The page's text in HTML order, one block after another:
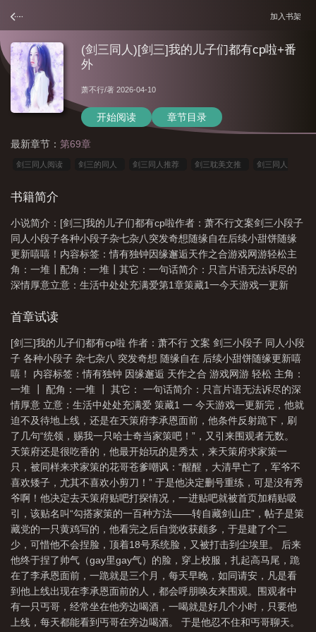
加入书架
(剑三同人)[剑三]我的儿子们都有cp啦+番
外
萧不行/著 2026-04-10
开始阅读 章节目录
最新章节： 第69章
剑三同人阅读 剑三的同人 剑三同人推荐 剑三耽美文推 剑三同人
包 剑三儿女
列 剑三耽美剧 剑三lofter 剑三的同人文 剑3耽美 我的剑三怎么和你
们不一样 剑三同人文 剑三穿越同人文 剑三同人推文 剑三全门派同
人 2016剑网三亲儿子 剑三cp文 剑三bl同人文 剑三剧情向同人文
三同人剧情
书籍简介
小说简介：[剑三]我的儿子们都有cp啦作者：萧不行文案剑三小段子
同人小段子各种小段子杂七杂八突发奇想随缘自在后续小甜饼随缘
更新嘻嘻！内容标签：情有独钟因缘邂逅天作之合游戏网游轻松主
角：一堆┃配角：一堆┃其它：一句话简介：只言片语无法诉尽的
深情厚意立意：生活中处处充满爱第1章策藏1一今天游戏一更新
首章试读
[剑三]我的儿子们都有cp啦 作者：萧不行 文案 剑三小段子 同人小段
子 各种小段子 杂七杂八 突发奇想 随缘自在 后续小甜饼随缘更新嘻
嘻！ 内容标签：情有独钟 因缘邂逅 天作之合 游戏网游 轻松 主角：
一堆 ┃ 配角：一堆 ┃ 其它： 一句话简介：只言片语无法诉尽的深
情厚意 立意：生活中处处充满爱 策藏1 一 今天游戏一更新完，他就
迫不及待地上线，还是在天策府李承恩面前，他条件反射跪下，刷
了几句“统领，赐我一只哈士奇当家策吧！”，又引来围观者无数。
天策府还是很吃香的，他最开始玩的是秀太，来天策府求家策一
只，被同样来求家策的花哥苍爹嘲讽：“醒醒，大清早亡了，军爷不
喜欢矮子，尤其不喜欢小剪刀！” 于是他决定删号重练，可是没有秀
爷啊！他决定去天策府贴吧打探情况，一进贴吧就被首页加精贴吸
引，该贴名叫“勾搭家策的一百种方法——转自藏剑山庄”，帖子是策
藏党的一只黄鸡写的，他看完之后自觉收获颇多，于是建了个二
少，可惜他不会捏脸，顶着18号系统脸，又被打击到尘埃里。 后来
他终于捏了帅气（gay里gay气）的脸，穿上校服，扎起高马尾，跪
在了李承恩面前，一跪就是三个月，每天早晚，如同请安，凡是看
到他上线出现在李承恩面前的人，都会呼朋唤友来围观。围观者中
有一只丐哥，经常坐在他旁边喝酒，一喝就是好几个小时，只要他
上线，每天都能看到丐哥在旁边喝酒。 于是他忍不住和丐哥聊天。